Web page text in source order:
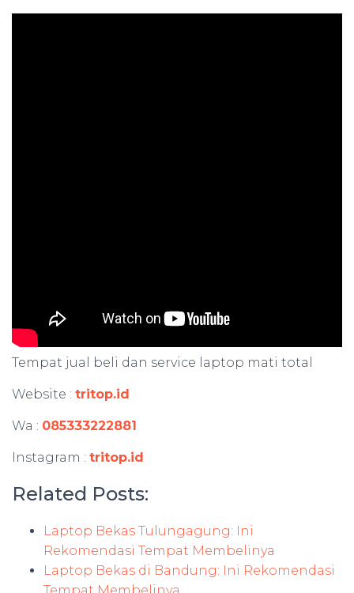
Tempat jual beli dan service laptop mati total
Website : tritop.id
Wa : 085333222881
Instagram : tritop.id
Related Posts:
Laptop Bekas Tulungagung: Ini
Rekomendasi Tempat Membelinya
Laptop Bekas di Bandung: Ini Rekomendasi